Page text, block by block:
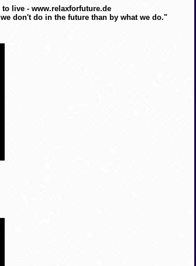
to live - www.relaxforfuture.de
don't do in the future than by what we do."